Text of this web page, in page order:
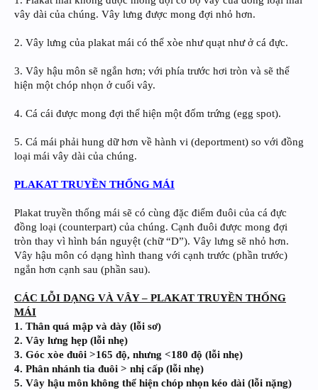
vây dài của chúng. Vây lưng được mong đợi nhỏ hơn.
2. Vây lưng của plakat mái có thể xòe như quạt như ở cá đực.
3. Vây hậu môn sẽ ngắn hơn; với phía trước hơi tròn và sẽ thể
hiện một chóp nhọn ở cuối vây.
4. Cá cái được mong đợi thể hiện một đốm trứng (egg spot).
5. Cá mái phải hung dữ hơn về hành vi (deportment) so với đồng
loại mái vây dài của chúng.
PLAKAT TRUYỀN THỐNG MÁI
Plakat truyền thống mái sẽ có cùng đặc điểm đuôi của cá đực
đồng loại (counterpart) của chúng. Cạnh đuôi được mong đợi
tròn thay vì hình bán nguyệt (chữ “D”). Vây lưng sẽ nhỏ hơn.
Vây hậu môn có dạng hình thang với cạnh trước (phần trước)
ngắn hơn cạnh sau (phần sau).
CÁC LỖI DẠNG VÀ VÂY – PLAKAT TRUYỀN THỐNG
MÁI
1. Thân quá mập và dày (lỗi sơ)
2. Vây lưng hẹp (lỗi nhẹ)
3. Góc xòe đuôi >165 độ, nhưng <180 độ (lỗi nhẹ)
4. Phân nhánh tia đuôi > nhị cấp (lỗi nhẹ)
5. Vây hậu môn không thể hiện chóp nhọn kéo dài (lỗi nặng)